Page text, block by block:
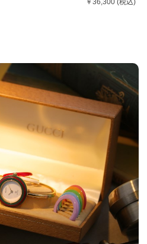
￥36,300 (税込)